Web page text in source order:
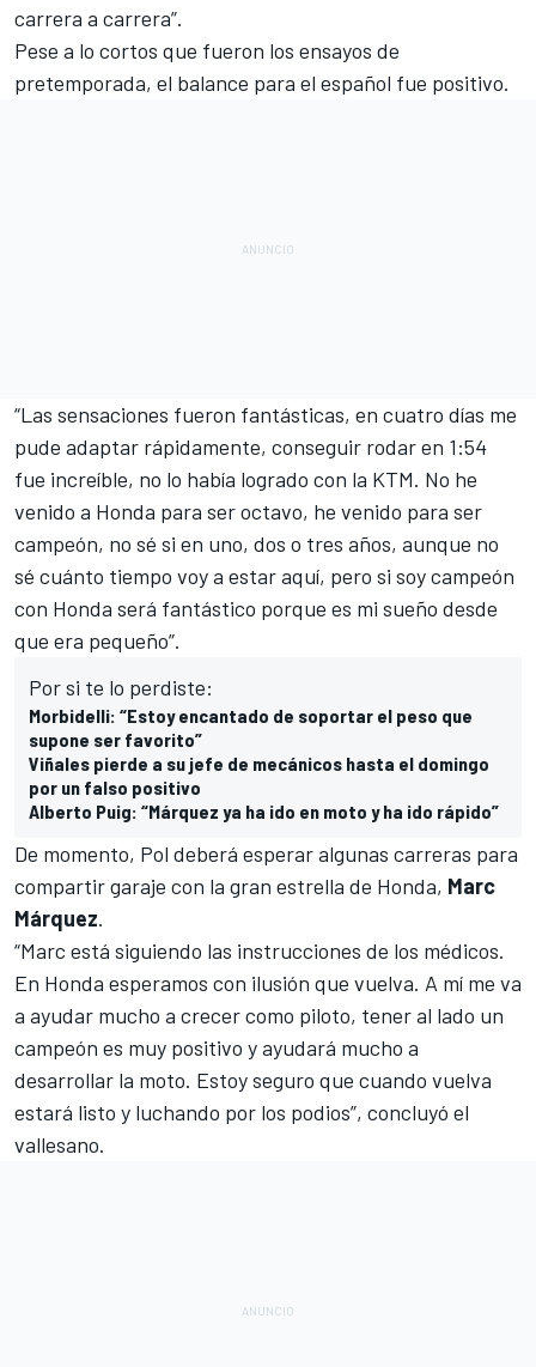
carrera a carrera”.
Pese a lo cortos que fueron los ensayos de
pretemporada, el balance para el español fue positivo.
“Las sensaciones fueron fantásticas, en cuatro días me
pude adaptar rápidamente, conseguir rodar en 1:54
fue increíble, no lo había logrado con la KTM. No he
venido a Honda para ser octavo, he venido para ser
campeón, no sé si en uno, dos o tres años, aunque no
sé cuánto tiempo voy a estar aquí, pero si soy campeón
con Honda será fantástico porque es mi sueño desde
que era pequeño”.
Por si te lo perdiste:
Morbidelli: “Estoy encantado de soportar el peso que
supone ser favorito”
Viñales pierde a su jefe de mecánicos hasta el domingo
por un falso positivo
Alberto Puig: “Márquez ya ha ido en moto y ha ido rápido”
De momento, Pol deberá esperar algunas carreras para
compartir garaje con la gran estrella de Honda, Marc
Márquez.
“Marc está siguiendo las instrucciones de los médicos.
En Honda esperamos con ilusión que vuelva. A mí me va
a ayudar mucho a crecer como piloto, tener al lado un
campeón es muy positivo y ayudará mucho a
desarrollar la moto. Estoy seguro que cuando vuelva
estará listo y luchando por los podios”, concluyó el
vallesano.